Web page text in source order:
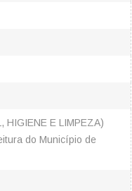
HIGIENE E LIMPEZA)
do Município de